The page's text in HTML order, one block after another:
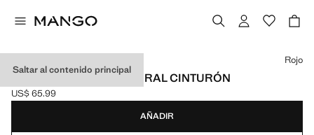
Saltar al contenido principal
MONO ESTAMPADO FLORAL CINTURÓN
Precio actual [US$ 65.99 ]
US$ 65.99
Selecciona un color
Rojo
AÑADIR